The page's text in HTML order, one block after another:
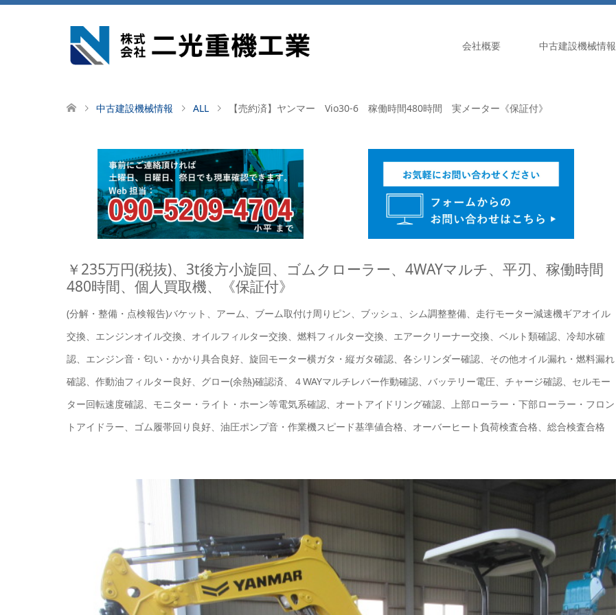
会社概要 中古建設機械情報
中古建設機械情報 ALL 【売約済】ヤンマー Vio30-6 稼働時間480時間 実メーター《保証付》
￥235万円(税抜)、3t後方小旋回、ゴムクローラー、4WAYマルチ、平刃、稼働時間
480時間、個人買取機、《保証付》
(分解・整備・点検報告)バケット、アーム、ブーム取付け周りピン、ブッシュ、シム調整整備、走行モーター減速機ギアオイル
交換、エンジンオイル交換、オイルフィルター交換、燃料フィルター交換、エアークリーナー交換、ベルト類確認、冷却水確
認、エンジン音・匂い・かかり具合良好、旋回モーター横ガタ・縦ガタ確認、各シリンダー確認、その他オイル漏れ・燃料漏れ
確認、作動油フィルター良好、グロー(余熱)確認済、４WAYマルチレバー作動確認、バッテリー電圧、チャージ確認、セルモー
ター回転速度確認、モニター・ライト・ホーン等電気系確認、オートアイドリング確認、上部ローラー・下部ローラー・フロン
トアイドラー、ゴム履帯回り良好、油圧ポンプ音・作業機スピード基準値合格、オーバーヒート負荷検査合格、総合検査合格